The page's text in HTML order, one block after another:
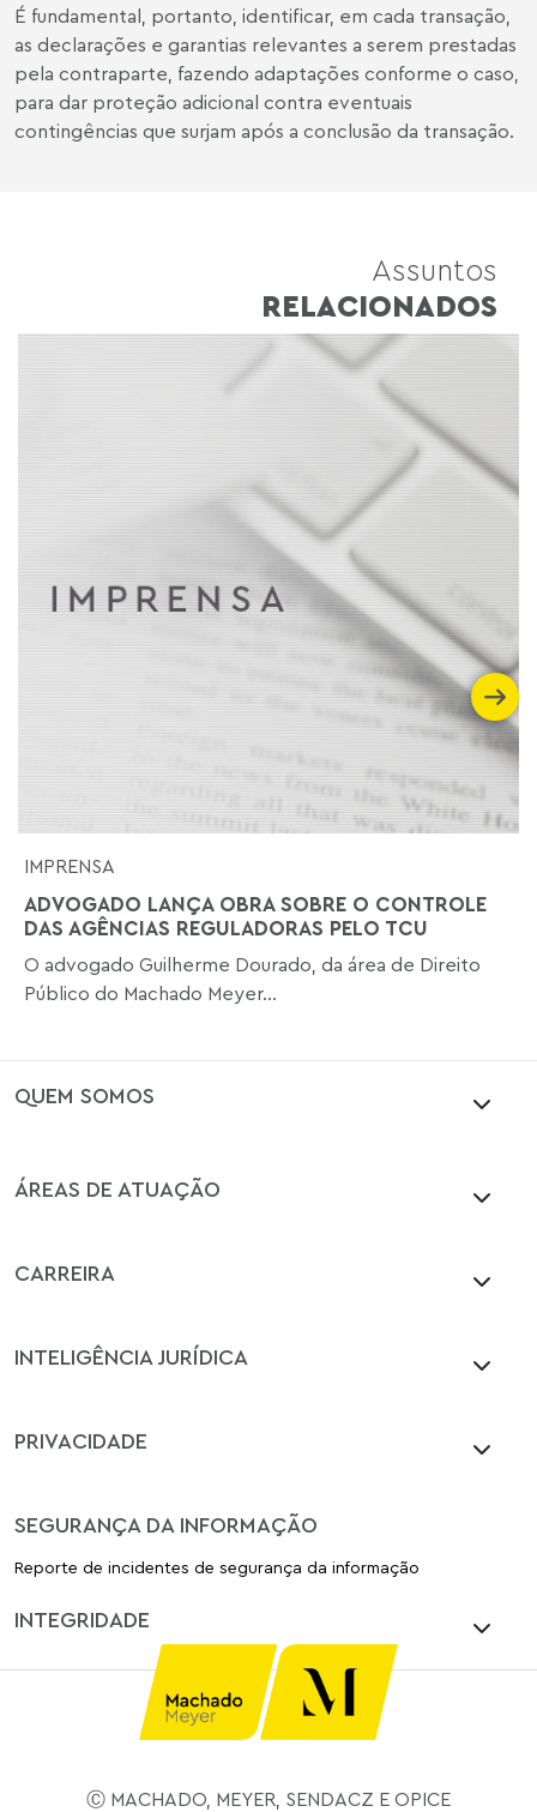
É fundamental, portanto, identificar, em cada transação,
as declarações e garantias relevantes a serem prestadas
pela contraparte, fazendo adaptações conforme o caso,
para dar proteção adicional contra eventuais
contingências que surjam após a conclusão da transação.
Assuntos
RELACIONADOS
IMPRENSA
ADVOGADO LANÇA OBRA SOBRE O CONTROLE
DAS AGÊNCIAS REGULADORAS PELO TCU
O advogado Guilherme Dourado, da área de Direito
Público do Machado Meyer...
QUEM SOMOS
ÁREAS DE ATUAÇÃO
CARREIRA
INTELIGÊNCIA JURÍDICA
PRIVACIDADE
SEGURANÇA DA INFORMAÇÃO
Reporte de incidentes de segurança da informação
INTEGRIDADE
Ⓒ MACHADO, MEYER, SENDACZ E OPICE